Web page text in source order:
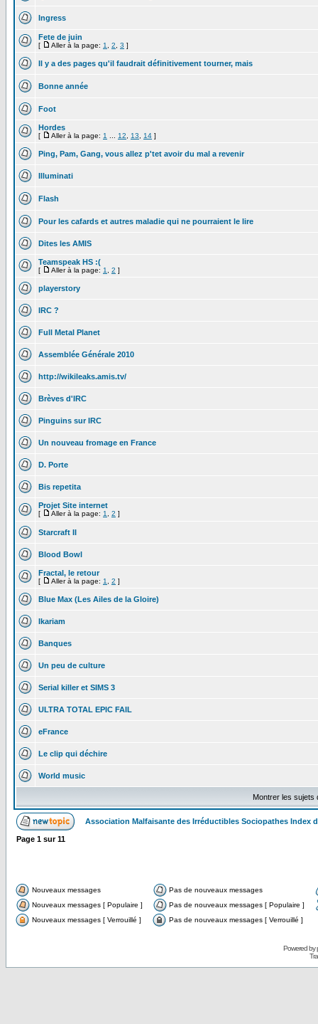
Ingress
Fete de juin
[ Aller à la page: 1 2 3 ]
Il y a des pages qu'il faudrait définitivement tourner, mais
Bonne année
Foot
Hordes
[ Aller à la page: 1 12 13 14 ]
Ping, Pam, Gang, vous allez p'tet avoir du mal a revenir
Illuminati
Flash
Pour les cafards et autres maladie qui ne pourraient le lire
Dites les AMIS
Teamspeak HS :(
[ Aller à la page: 1 2 ]
playerstory
IRC ?
Full Metal Planet
Assemblée Générale 2010
http://wikileaks.amis.tv/
Brèves d'IRC
Pinguins sur IRC
Un nouveau fromage en France
D. Porte
Bis repetita
Projet Site internet
[ Aller à la page: 1 2 ]
Starcraft II
Blood Bowl
Fractal, le retour
[ Aller à la page: 1 2 ]
Blue Max (Les Ailes de la Gloire)
Ikariam
Banques
Un peu de culture
Serial killer et SIMS 3
ULTRA TOTAL EPIC FAIL
eFrance
Le clip qui déchire
World music
Montrer les sujets
Association Malfaisante des Irréductibles Sociopathes Index
Page 1 sur11
Nouveaux messages
Pas de nouveaux messages
Nouveaux messages [ Populaire ]
Pas de nouveaux messages [ Populaire ]
Nouveaux messages [ Verrouillé ]
Pas de nouveaux messages [ Verrouillé ]
Powered by